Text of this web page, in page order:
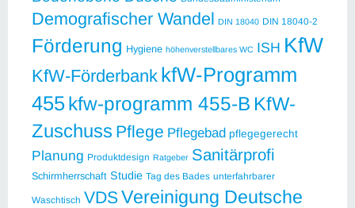
Demografischer Wandel DIN 18040 DIN 18040-2
Förderung Hygiene höhenverstellbares WC ISH KfW
KfW-Förderbank kfW-Programm
455kfw-programm 455-B KfW-
Zuschuss Pflege Pflegebad pflegegerecht
Planung Produktdesign Ratgeber Sanitärprofi
Schirmherrschaft Studie Tag des Bades unterfahrbarer
Waschtisch VDSVereinigung Deutsche